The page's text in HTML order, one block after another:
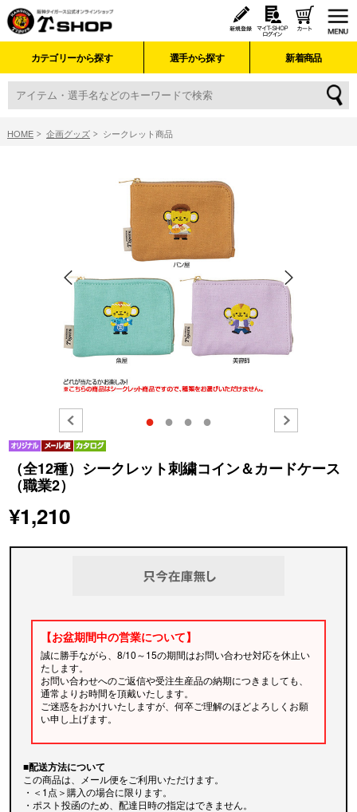
カテゴリーから探す 選手から探す 新着商品
HOME 企画グッズ シークレット商品
● ● ● ●
（全12種）シークレット刺繍コイン＆カードケース
（職業2）
¥1,210
【お盆期間中の営業について】
誠に勝手ながら、8/10～15の期間はお問い合わせ対応を休止い
たします。
お問い合わせへのご返信や受注生産品の納期につきましても、
通常よりお時間を頂戴いたします。
ご迷惑をおかけいたしますが、何卒ご理解のほどよろしくお願
い申し上げます。
■配送方法について
この商品は、メール便をご利用いただけます。
・＜1点＞購入の場合に限ります。
・ポスト投函のため、配達日時の指定はできません。